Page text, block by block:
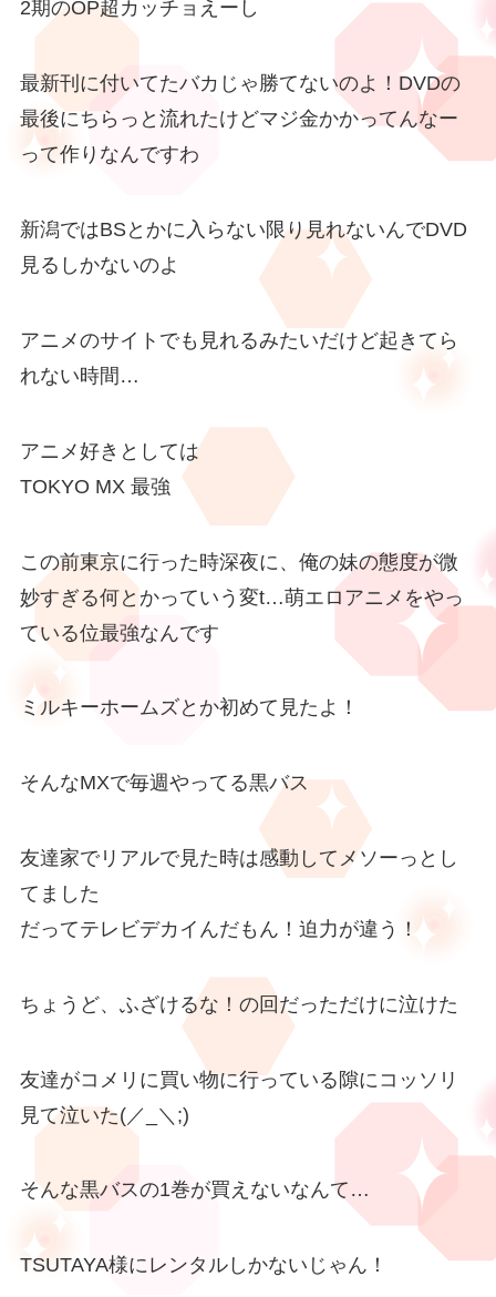
2期のOP超カッチョえーし
最新刊に付いてたバカじゃ勝てないのよ！DVDの
最後にちらっと流れたけどマジ金かかってんなー
って作りなんですわ
新潟ではBSとかに入らない限り見れないんでDVD
見るしかないのよ
アニメのサイトでも見れるみたいだけど起きてら
れない時間…
アニメ好きとしては
TOKYO MX 最強
この前東京に行った時深夜に、俺の妹の態度が微
妙すぎる何とかっていう変t…萌エロアニメをやっ
ている位最強なんです
ミルキーホームズとか初めて見たよ！
そんなMXで毎週やってる黒バス
友達家でリアルで見た時は感動してメソーっとし
てました
だってテレビデカイんだもん！迫力が違う！
ちょうど、ふざけるな！の回だっただけに泣けた
友達がコメリに買い物に行っている隙にコッソリ
見て泣いた(／_＼;)
そんな黒バスの1巻が買えないなんて…
TSUTAYA様にレンタルしかないじゃん！